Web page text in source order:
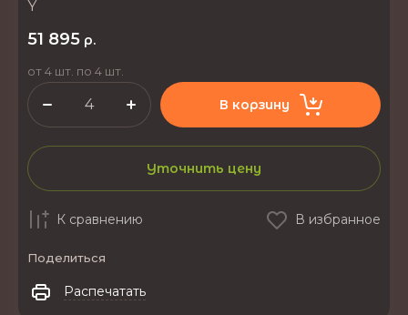
Y
51 895 р.
от 4 шт. по 4 шт.
В корзину
Уточнить цену
К сравнению В избранное
Поделиться
Распечатать